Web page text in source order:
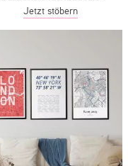
Jetzt stöbern